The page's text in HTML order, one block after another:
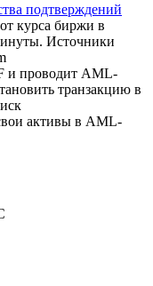
подтверждений
курса биржи в
Источники
и проводит AML-
транзакцию в
активы в AML-